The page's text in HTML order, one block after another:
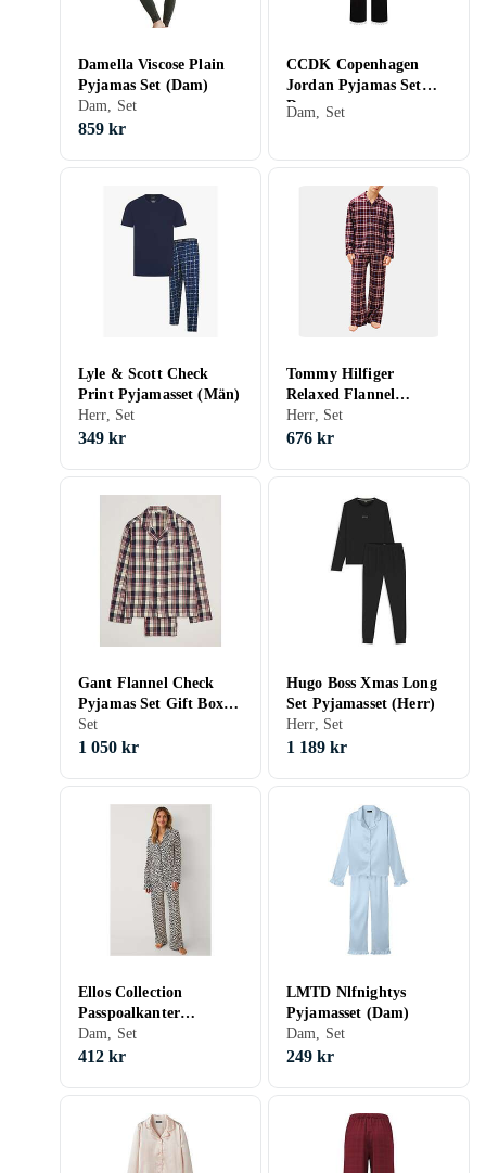
Damella Viscose Plain
Pyjamas Set (Dam)
Dam, Set
859 kr
CCDK Copenhagen
Jordan Pyjamas Set
Dam
Dam, Set
Lyle & Scott Check
Print Pyjamasset (Män)
Herr, Set
349 kr
Tommy Hilfiger
Relaxed Flannel
Pyjamasset (Herr)
Herr, Set
676 kr
Gant Flannel Check
Pyjamas Set Gift Box
(Herr)
Set
1 050 kr
Hugo Boss Xmas Long
Set Pyjamasset (Herr)
Herr, Set
1 189 kr
Ellos Collection
Passpoalkanter
Pyjamasset (Dam)
Dam, Set
412 kr
LMTD Nlfnightys
Pyjamasset (Dam)
Dam, Set
249 kr